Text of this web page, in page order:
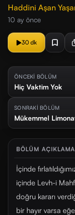
Haddini Aşan
10 ay önce
30 dk
ÖNCEKİ BÖLÜM
Hiç Vaktim Yok
SONRAKİ BÖLÜM
Mükemmel
BÖLÜM
İçinde
içinde Levh-i
doğru kararı
bir hayır varsa